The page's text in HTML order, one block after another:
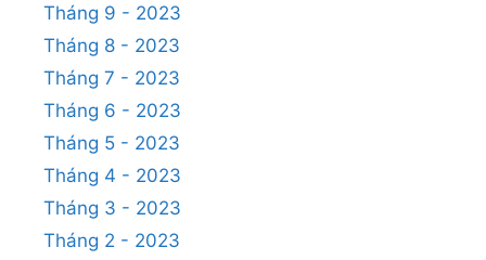
Tháng 9 - 2023
Tháng 8 - 2023
Tháng 7 - 2023
Tháng 6 - 2023
Tháng 5 - 2023
Tháng 4 - 2023
Tháng 3 - 2023
Tháng 2 - 2023